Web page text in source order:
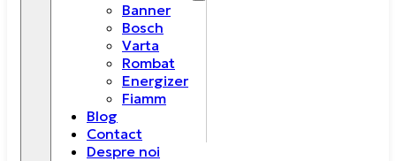
Banner
Bosch
Varta
Rombat
Energizer
Fiamm
Blog
Contact
Despre noi